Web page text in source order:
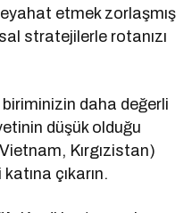
etmek zorlaşmış
stratejilerle rotanızı
daha değerli
düşük olduğu
Kırgızistan)
çıkarın.